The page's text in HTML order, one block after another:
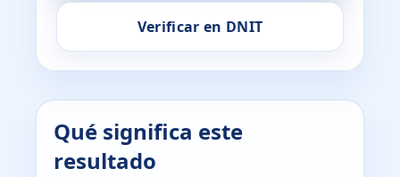
Verificar en DNIT
Qué significa este
resultado